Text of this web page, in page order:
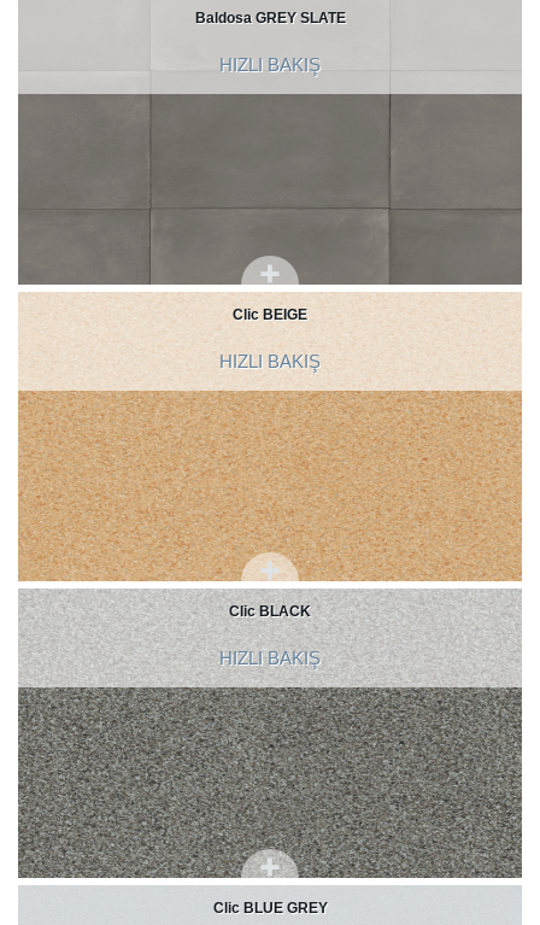
Baldosa GREY SLATE
HIZLI BAKIŞ
Clic BEIGE
HIZLI BAKIŞ
Clic BLACK
HIZLI BAKIŞ
Clic BLUE GREY